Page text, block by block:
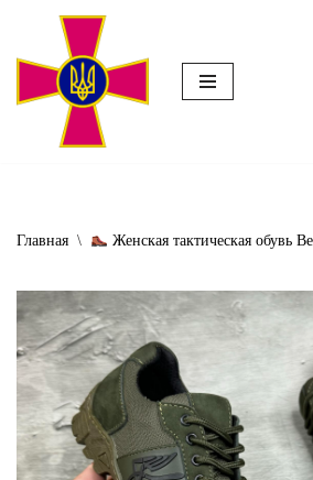
Перейти
содержимому
Главная \ Женская тактическая обувь